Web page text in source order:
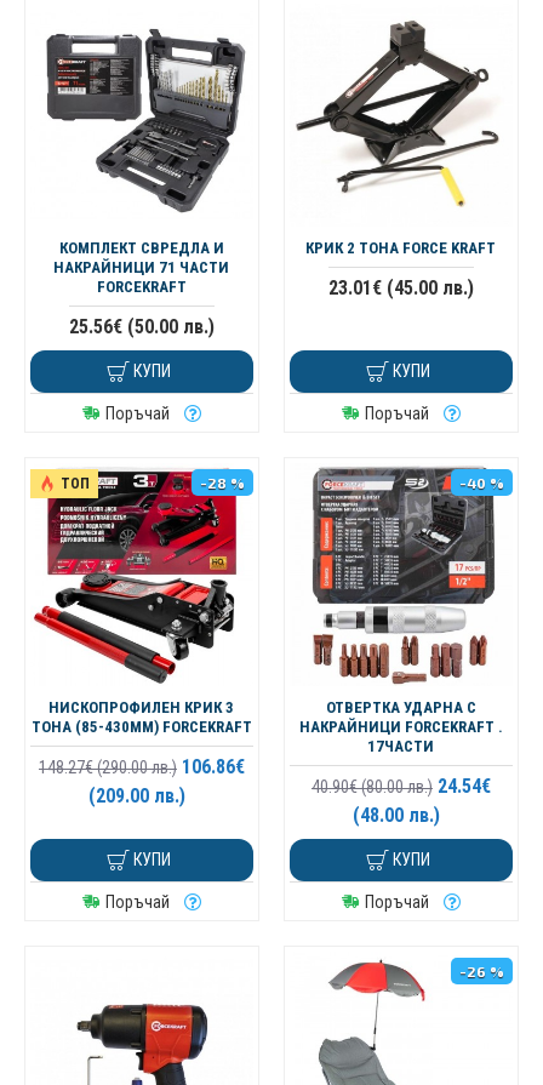
КОМПЛЕКТ СВРЕДЛА И
НАКРАЙНИЦИ 71 ЧАСТИ
FORCEKRAFT
25.56€ (50.00 лв.)
КУПИ
Поръчай
КРИК 2 ТОНА FORCE KRAFT
23.01€ (45.00 лв.)
КУПИ
Поръчай
ТОП -28 %
НИСКОПРОФИЛЕН КРИК 3
ТОНА (85-430ММ) FORCEKRAFT
148.27€ (290.00 лв.) 106.86€
(209.00 лв.)
КУПИ
Поръчай
-40 %
ОТВЕРТКА УДАРНА С
НАКРАЙНИЦИ FORCEKRAFT .
17ЧАСТИ
40.90€ (80.00 лв.) 24.54€
(48.00 лв.)
КУПИ
Поръчай
-26 %